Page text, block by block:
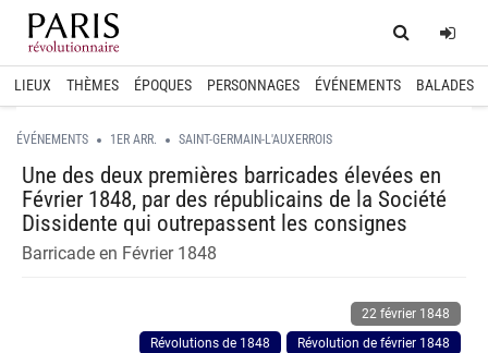
Home
LIEUX THÈMES ÉPOQUES PERSONNAGES ÉVÉNEMENTS BALADES
ÉVÉNEMENTS 1ER ARR. SAINT-GERMAIN-L'AUXERROIS
Une des deux premières barricades élevées en
Février 1848, par des républicains de la Société
Dissidente qui outrepassent les consignes
Barricade en Février 1848
22 février 1848
Révolutions de 1848
Révolution de février 1848